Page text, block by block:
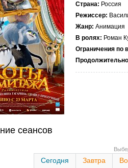
Страна: Россия
Режиссер:
Жанр: Анимация
В ролях: Роман
Ограничения по
сеансов
Сегодня Завтра